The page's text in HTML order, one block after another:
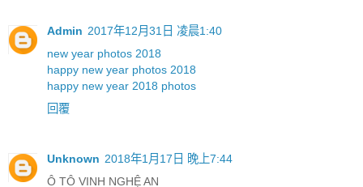
Admin 2017年12月31日 凌晨1:40
new year photos 2018
happy new year photos 2018
happy new year 2018 photos
回覆
Unknown 2018年1月17日 晚上7:44
Ô TÔ VINH NGHỆ AN